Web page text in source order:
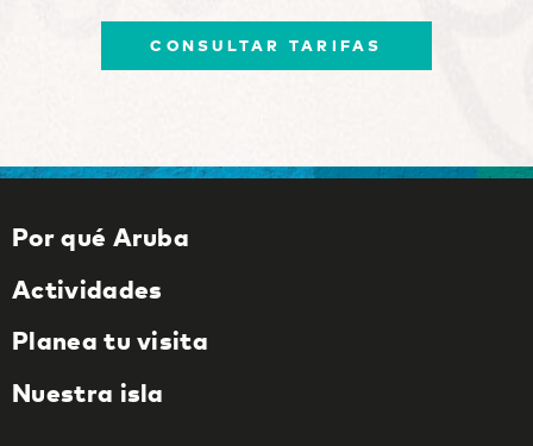
CONSULTAR TARIFAS
Por qué Aruba
Actividades
Planea tu visita
Nuestra isla